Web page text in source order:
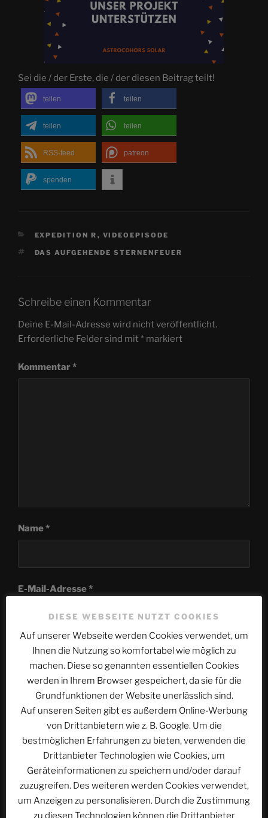
Sei die / der Erste, die / der diesen Beitrag teilt!
teilen teilen
teilen teilen
RSS-feed patreon
spenden
KATEGORIEN
EXPEDITION R , VIDEOEPISODE
SCHLAGWÖRTER
DAS AUFGEHENDE STERNENFEUER
Schreibe einen Kommentar
Deine E-Mail-Adresse wird nicht veröffentlicht.
Erforderliche Felder sind mit* markiert
Kommentar*
Name*
E-Mail-Adresse*
Website
Name, E-Mail-Adresse und Website in diesem
Browser für meinen nächsten Kommentar speichern.
DIESE WEBSEITE NUTZT COOKIES
Auf unserer Webseite werden Cookies verwendet, um
Ihnen die Nutzung so komfortabel wie möglich zu
machen. Diese so genannten essentiellen Cookies
werden in Ihrem Browser gespeichert, da sie für die
Grundfunktionen der Website unerlässlich sind.
Auf unseren Seiten gibt es außerdem Online-Werbung
von Drittanbietern wie z. B. Google. Um die
bestmöglichen Erfahrungen zu bieten, verwenden die
Drittanbieter Technologien wie Cookies, um
Geräteinformationen zu speichern und/oder darauf
zuzugreifen. Des weiteren werden Cookies verwendet,
um Anzeigen zu personalisieren. Durch die Zustimmung
zu diesen Technologien können die Drittanbieter